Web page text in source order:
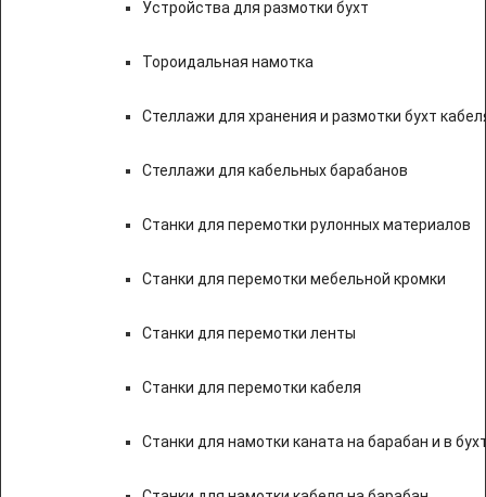
Устройства для размотки бухт
Тороидальная намотка
Стеллажи для хранения и размотки бухт
Стеллажи для кабельных барабанов
Станки для перемотки рулонных материалов
Станки для перемотки мебельной кромки
Станки для перемотки ленты
Станки для перемотки кабеля
Станки для намотки каната на барабан и в